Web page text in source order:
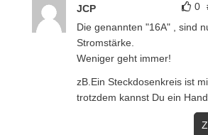
0
JCP
Die genannten "16A" , sind
Stromstärke.
Weniger geht immer!
zB.Ein Steckdosenkreis ist
trotzdem kannst Du ein